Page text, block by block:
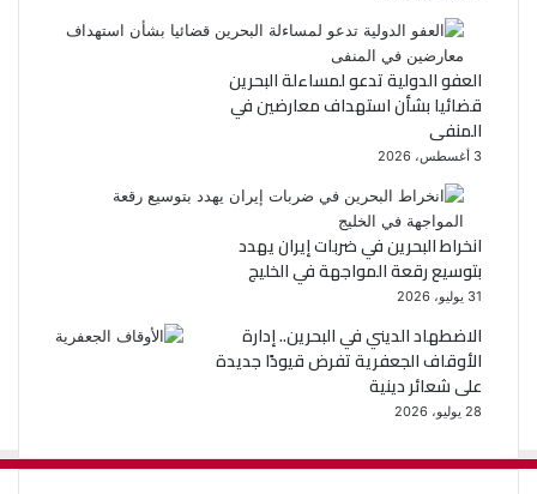
العفو الدولية تدعو لمساءلة البحرين
قضائيا بشأن استهداف معارضين في
المنفى
3 أغسطس، 2026
انخراط البحرين في ضربات إيران يهدد
بتوسيع رقعة المواجهة في الخليج
31 يوليو، 2026
الاضطهاد الديني في البحرين.. إدارة
الأوقاف الجعفرية تفرض قيودًا جديدة
على شعائر دينية
28 يوليو، 2026